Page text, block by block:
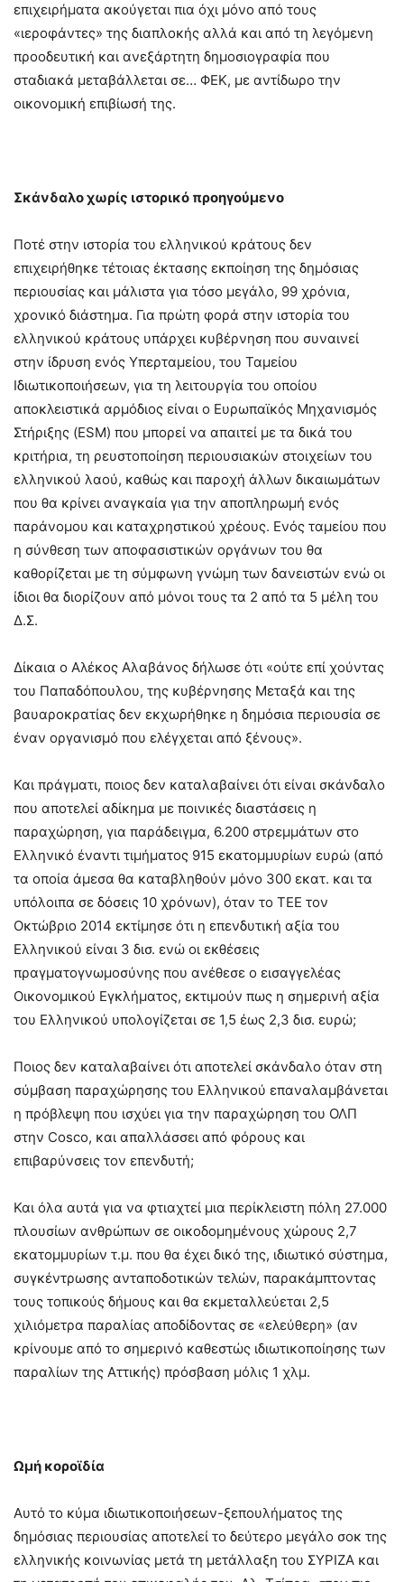
επιχειρήματα ακούγεται πια όχι μόνο από τους
«ιεροφάντες» της διαπλοκής αλλά και από τη λεγόμενη
προοδευτική και ανεξάρτητη δημοσιογραφία που
σταδιακά μεταβάλλεται σε… ΦΕΚ, με αντίδωρο την
οικονομική επιβίωσή της.
Σκάνδαλο χωρίς ιστορικό προηγούμενο
Ποτέ στην ιστορία του ελληνικού κράτους δεν
επιχειρήθηκε τέτοιας έκτασης εκποίηση της δημόσιας
περιουσίας και μάλιστα για τόσο μεγάλο, 99 χρόνια,
χρονικό διάστημα. Για πρώτη φορά στην ιστορία του
ελληνικού κράτους υπάρχει κυβέρνηση που συναινεί
στην ίδρυση ενός Υπερταμείου, του Ταμείου
Ιδιωτικοποιήσεων, για τη λειτουργία του οποίου
αποκλειστικά αρμόδιος είναι ο Ευρωπαϊκός Μηχανισμός
Στήριξης (ESM) που μπορεί να απαιτεί με τα δικά του
κριτήρια, τη ρευστοποίηση περιουσιακών στοιχείων του
ελληνικού λαού, καθώς και παροχή άλλων δικαιωμάτων
που θα κρίνει αναγκαία για την αποπληρωμή ενός
παράνομου και καταχρηστικού χρέους. Ενός ταμείου που
η σύνθεση των αποφασιστικών οργάνων του θα
καθορίζεται με τη σύμφωνη γνώμη των δανειστών ενώ οι
ίδιοι θα διορίζουν από μόνοι τους τα 2 από τα 5 μέλη του
Δ.Σ.
Δίκαια ο Αλέκος Αλαβάνος δήλωσε ότι «ούτε επί χούντας
του Παπαδόπουλου, της κυβέρνησης Μεταξά και της
βαυαροκρατίας δεν εκχωρήθηκε η δημόσια περιουσία σε
έναν οργανισμό που ελέγχεται από ξένους».
Και πράγματι, ποιος δεν καταλαβαίνει ότι είναι σκάνδαλο
που αποτελεί αδίκημα με ποινικές διαστάσεις η
παραχώρηση, για παράδειγμα, 6.200 στρεμμάτων στο
Ελληνικό έναντι τιμήματος 915 εκατομμυρίων ευρώ (από
τα οποία άμεσα θα καταβληθούν μόνο 300 εκατ. και τα
υπόλοιπα σε δόσεις 10 χρόνων), όταν το ΤΕΕ τον
Οκτώβριο 2014 εκτίμησε ότι η επενδυτική αξία του
Ελληνικού είναι 3 δισ. ενώ οι εκθέσεις
πραγματογνωμοσύνης που ανέθεσε ο εισαγγελέας
Οικονομικού Εγκλήματος, εκτιμούν πως η σημερινή αξία
του Ελληνικού υπολογίζεται σε 1,5 έως 2,3 δισ. ευρώ;
Ποιος δεν καταλαβαίνει ότι αποτελεί σκάνδαλο όταν στη
σύμβαση παραχώρησης του Ελληνικού επαναλαμβάνεται
η πρόβλεψη που ισχύει για την παραχώρηση του ΟΛΠ
στην Cosco, και απαλλάσσει από φόρους και
επιβαρύνσεις τον επενδυτή;
Και όλα αυτά για να φτιαχτεί μια περίκλειστη πόλη 27.000
πλουσίων ανθρώπων σε οικοδομημένους χώρους 2,7
εκατομμυρίων τ.μ. που θα έχει δικό της, ιδιωτικό σύστημα,
συγκέντρωσης ανταποδοτικών τελών, παρακάμπτοντας
τους τοπικούς δήμους και θα εκμεταλλεύεται 2,5
χιλιόμετρα παραλίας αποδίδοντας σε «ελεύθερη» (αν
κρίνουμε από το σημερινό καθεστώς ιδιωτικοποίησης των
παραλίων της Αττικής) πρόσβαση μόλις 1 χλμ.
Ωμή κοροϊδία
Αυτό το κύμα ιδιωτικοποιήσεων-ξεπουλήματος της
δημόσιας περιουσίας αποτελεί το δεύτερο μεγάλο σοκ της
ελληνικής κοινωνίας μετά τη μετάλλαξη του ΣΥΡΙΖΑ και